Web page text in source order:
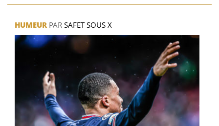
HUMEUR PAR SAFET SOUS X